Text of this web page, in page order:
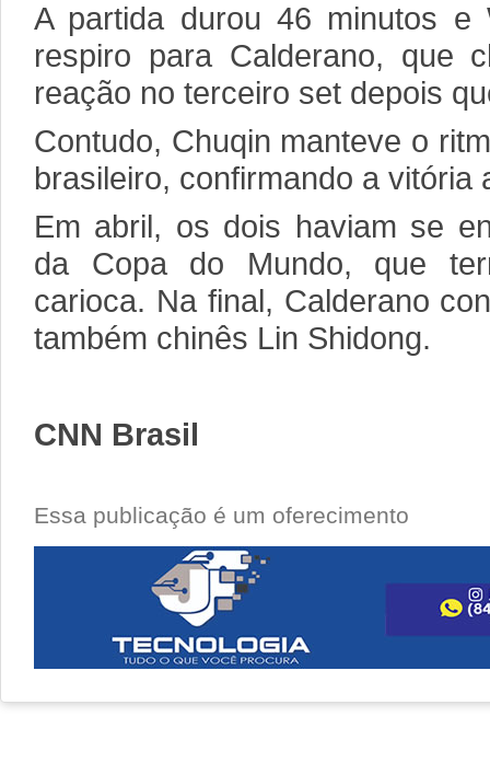
A partida durou 46 minutos e
respiro para Calderano, que
reação no terceiro set depois
Contudo, Chuqin manteve o
brasileiro, confirmando a vitória
Em abril, os dois haviam se
da Copa do Mundo, que
carioca. Na final, Calderano
também chinês Lin Shidong.
CNN Brasil
Essa publicação é um oferecimento